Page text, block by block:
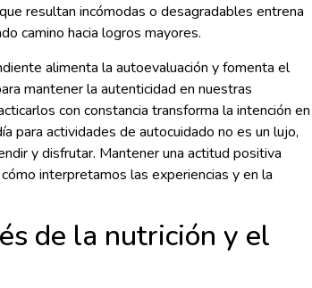
resultan incómodas o desagradables entrena
camino hacia logros mayores.
alimenta la autoevaluación y fomenta el
mantener la autenticidad en nuestras
con constancia transforma la intención en
para actividades de autocuidado no es un lujo,
y disfrutar. Mantener una actitud positiva
interpretamos las experiencias y en la
de la nutrición y el